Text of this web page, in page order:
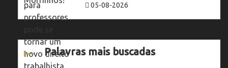
05-08-2026
Palavras mais buscadas